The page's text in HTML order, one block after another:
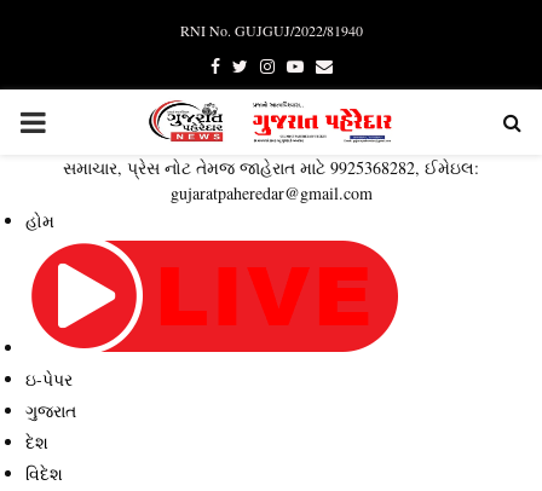
RNI No. GUJGUJ/2022/81940
Facebook
TwitterInstagram
YoutubeEmail
PRIMARY
MENU
સમાચાર, પ્રેસ નોટ તેમજ જાહેરાત માટે 9925368282, ઈમેઇલ:
gujaratpaheredar@gmail.com
હોમ
ઇ-પેપર
ગુજરાત
દેશ
વિદેશ